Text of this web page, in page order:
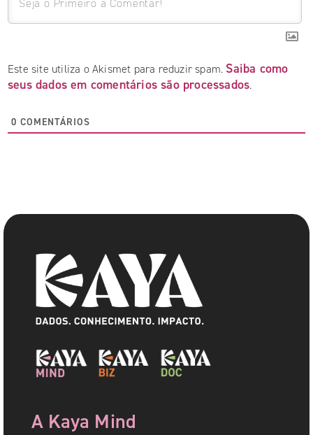
Este site utiliza o Akismet para reduzir spam. Saiba como
seus dados em comentários são processados.
0 COMENTÁRIOS
A Kaya Mind